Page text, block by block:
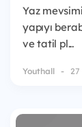
Yaz
yapıyı
ve tatil pl...
Youthall 27